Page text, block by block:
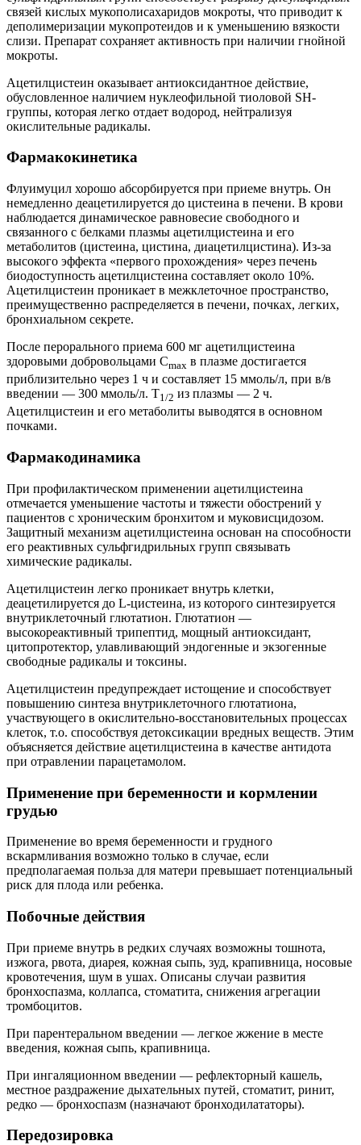
связей кислых мукополисахаридов мокроты, что приводит к
деполимеризации мукопротеидов и к уменьшению вязкости
слизи. Препарат сохраняет активность при наличии гнойной
мокроты.
Ацетилцистеин оказывает антиоксидантное действие,
обусловленное наличием нуклеофильной тиоловой SH-
группы, которая легко отдает водород, нейтрализуя
окислительные радикалы.
Фармакокинетика
Флуимуцил хорошо абсорбируется при приеме внутрь. Он
немедленно деацетилируется до цистеина в печени. В крови
наблюдается динамическое равновесие свободного и
связанного с белками плазмы ацетилцистеина и его
метаболитов (цистеина, цистина, диацетилцистина). Из-за
высокого эффекта «первого прохождения» через печень
биодоступность ацетилцистеина составляет около 10%.
Ацетилцистеин проникает в межклеточное пространство,
преимущественно распределяется в печени, почках, легких,
бронхиальном секрете.
После перорального приема 600 мг ацетилцистеина
здоровыми добровольцами Cmax в плазме достигается
приблизительно через 1 ч и составляет 15 ммоль/л, при в/в
введении — 300 ммоль/л. T1/2 из плазмы — 2 ч.
Ацетилцистеин и его метаболиты выводятся в основном
почками.
Фармакодинамика
При профилактическом применении ацетилцистеина
отмечается уменьшение частоты и тяжести обострений у
пациентов с хроническим бронхитом и муковисцидозом.
Защитный механизм ацетилцистеина основан на способности
его реактивных сульфгидрильных групп связывать
химические радикалы.
Ацетилцистеин легко проникает внутрь клетки,
деацетилируется до L-цистеина, из которого синтезируется
внутриклеточный глютатион. Глютатион —
высокореактивный трипептид, мощный антиоксидант,
цитопротектор, улавливающий эндогенные и экзогенные
свободные радикалы и токсины.
Ацетилцистеин предупреждает истощение и способствует
повышению синтеза внутриклеточного глютатиона,
участвующего в окислительно-восстановительных процессах
клеток, т.о. способствуя детоксикации вредных веществ. Этим
объясняется действие ацетилцистеина в качестве антидота
при отравлении парацетамолом.
Применение при беременности и кормлении
грудью
Применение во время беременности и грудного
вскармливания возможно только в случае, если
предполагаемая польза для матери превышает потенциальный
риск для плода или ребенка.
Побочные действия
При приеме внутрь в редких случаях возможны тошнота,
изжога, рвота, диарея, кожная сыпь, зуд, крапивница, носовые
кровотечения, шум в ушах. Описаны случаи развития
бронхоспазма, коллапса, стоматита, снижения агрегации
тромбоцитов.
При парентеральном введении — легкое жжение в месте
введения, кожная сыпь, крапивница.
При ингаляционном введении — рефлекторный кашель,
местное раздражение дыхательных путей, стоматит, ринит,
редко — бронхоспазм (назначают бронходилататоры).
Передозировка